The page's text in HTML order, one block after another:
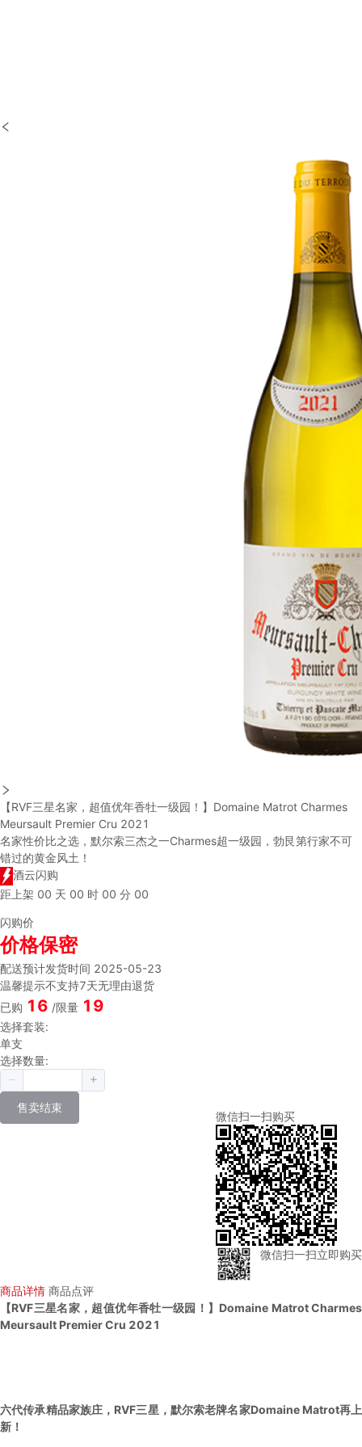
【RVF三星名家，超值优年香牡一级园！】Domaine Matrot Charmes
Meursault Premier Cru 2021
名家性价比之选，默尔索三杰之一Charmes超一级园，勃艮第行家不可
错过的黄金风土！
酒云闪购
距上架 00 天 00 时 00 分 00
闪购价
价格保密
配送预计发货时间 2025-05-23
温馨提示不支持7天无理由退货
已购 16 /限量 19
选择套装:
单支
选择数量:
售卖结束
微信扫一扫购买
微信扫一扫立即购买
商品详情 商品点评
【RVF三星名家，超值优年香牡一级园！】Domaine Matrot Charmes
Meursault Premier Cru 2021
六代传承精品家族庄，RVF三星，默尔索老牌名家Domaine Matrot再上
新！